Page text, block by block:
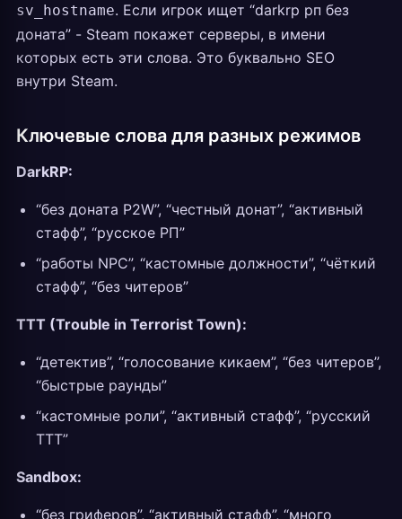
sv_hostname. Если игрок ищет “darkrp рп без
доната” - Steam покажет серверы, в имени
которых есть эти слова. Это буквально SEO
внутри Steam.
Ключевые слова для разных режимов
DarkRP:
“без доната P2W”, “честный донат”, “активный
стафф”, “русское РП”
“работы NPC”, “кастомные должности”, “чёткий
стафф”, “без читеров”
TTT (Trouble in Terrorist Town):
“детектив”, “голосование кикаем”, “без читеров”,
“быстрые раунды”
“кастомные роли”, “активный стафф”, “русский
ТТТ”
Sandbox:
“без гриферов”, “активный стафф”, “много